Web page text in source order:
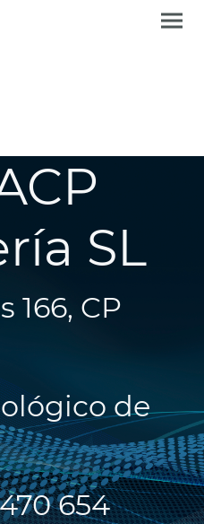
SL
166, CP
de
654